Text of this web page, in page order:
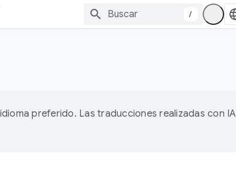
/
preferido. Las traducciones realizadas con IA